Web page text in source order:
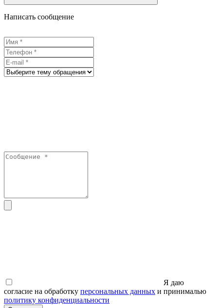
Написать сообщение
Я даю
согласие на обработку персональных данных и принималью
политику конфиденциальности